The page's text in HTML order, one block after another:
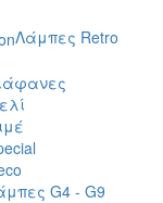
Λάμπες Retro
G4 - G9